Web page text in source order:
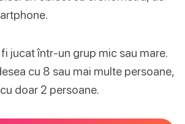
jucat într-un grup mic sau mare.
cu 8 sau mai multe persoane,
doar 2 persoane.